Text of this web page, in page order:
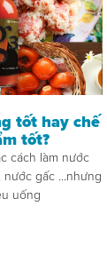
tốt hay chế
tốt?
cách làm nước
nước gấc ...nhưng
uống